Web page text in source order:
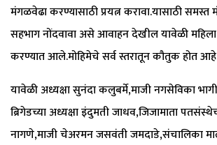
मंगळवेढा करण्यासाठी प्रयत्न करावा.यासाठी
सहभाग नोंदवावा असे आवाहन देखील यावेळी
करण्यात आले.मोहिमेचे सर्व स्तरातून कौतुक होत
यावेळी अध्यक्षा सुनंदा कलुबर्मे,माजी नगसेविका
ब्रिगेडच्या अध्यक्षा इंदुमती जाधव,जिजामाता
नागणे,माजी चेअरमन जसवंती जमदाडे,संचालिका